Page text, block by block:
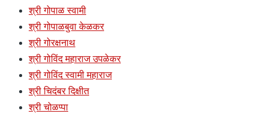
श्री गोपाळ स्वामी
श्री गोपाळबुवा केळकर
श्री गोरक्षनाथ
श्री गोविंद महाराज उपळेकर
श्री गोविंद स्वामी महाराज
श्री चिदंबर दिक्षीत
श्री चोळप्पा